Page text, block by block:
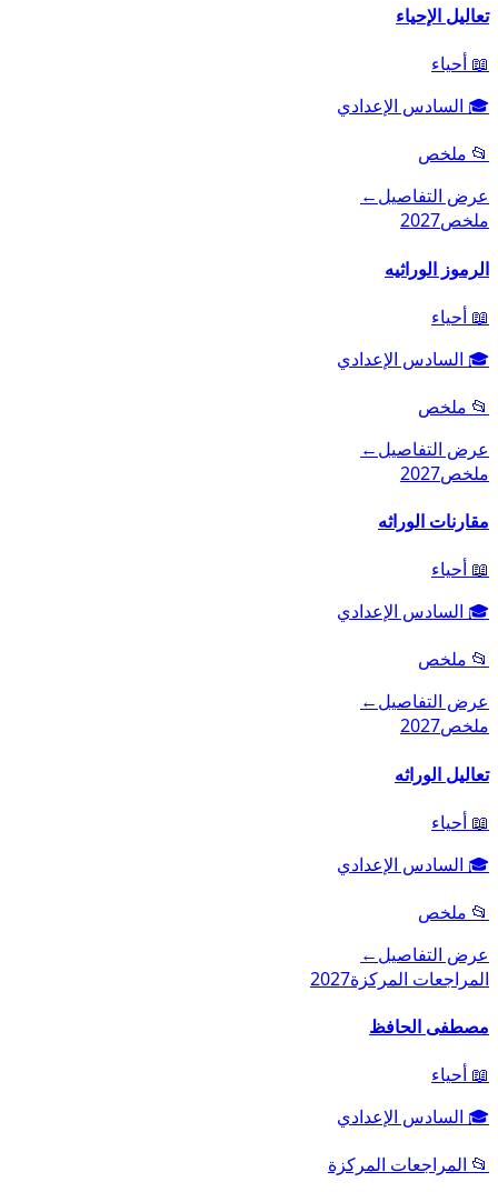
تعاليل الإحياء
📖 أحياء
🎓 السادس الإعدادي
📂 ملخص
عرض التفاصيل←
ملخص2027
الرموز الوراثيه
📖 أحياء
🎓 السادس الإعدادي
📂 ملخص
عرض التفاصيل←
ملخص2027
مقارنات الوراثه
📖 أحياء
🎓 السادس الإعدادي
📂 ملخص
عرض التفاصيل←
ملخص2027
تعاليل الوراثه
📖 أحياء
🎓 السادس الإعدادي
📂 ملخص
عرض التفاصيل←
المراجعات المركزة2027
مصطفى الحافظ
📖 أحياء
🎓 السادس الإعدادي
📂 المراجعات المركزة